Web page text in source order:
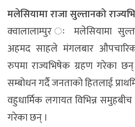
मलेसियामा राजा सुल्तानको
क्वालालाम्पुर ः मलेसियामा
अहमद साहले मंगलबार
रुपमा राज्यभिषेक ग्रहण गरेका छन्
सम्बोधन गर्दै जनताको हितलाई
वहुधार्मिक लगायत विभिन्न
गरेका छन् ।